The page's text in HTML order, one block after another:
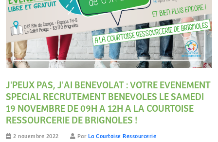
J'PEUX PAS, J'AI BENEVOLAT : VOTRE EVENEMENT
SPECIAL RECRUTEMENT BENEVOLES LE SAMEDI
19 NOVEMBRE DE 09H A 12H A LA COURTOISE
RESSOURCERIE DE BRIGNOLES !
2 novembre 2022 Par La Courtoise Ressourcerie